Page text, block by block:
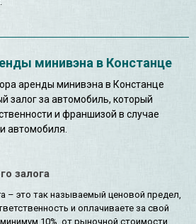
минивэна в Констанце
аренды минивэна в Констанце
залог за автомобиль, который
и франшизой в случае
автомобиля.
залога
– это так называемый ценовой предел,
и оплачиваете за свой
10%, от рыночной стоимости